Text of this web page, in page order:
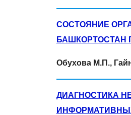
СОСТОЯНИЕ
БАШКОРТОСТАН
Обухова М.П.,
ДИАГНОСТИКА